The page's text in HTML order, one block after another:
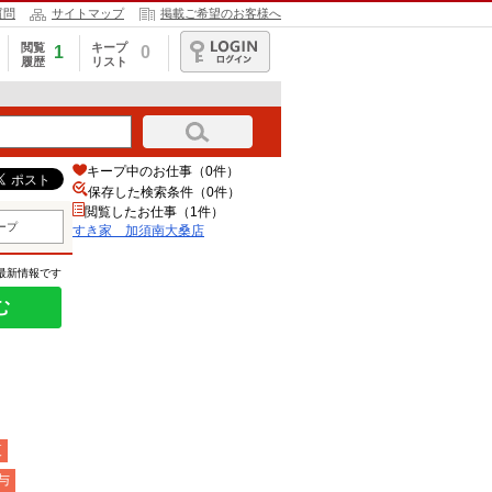
問 サイトマップ 掲載ご希望のお客様へ
閲覧
履歴
1
キープ
リスト
0
ログイン
プ
新情報です
キープ中のお仕事（0件）
保存した検索条件（0件）
閲覧したお仕事（1件）
すき家 加須南大桑店